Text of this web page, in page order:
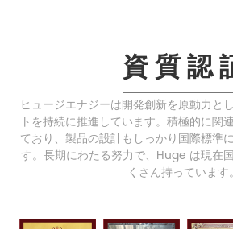
資 質 認
ヒュージエナジーは開発創新を原動力と
トを持続に推進しています。積極的に関
ており、製品の設計もしっかり国際標準
す。長期にわたる努力で、Huge は現在
くさん持っています。